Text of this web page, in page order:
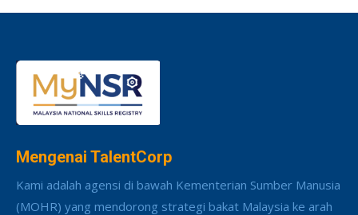
Mengenai TalentCorp
Kami adalah agensi di bawah Kementerian Sumber Manusia
(MOHR) yang mendorong strategi bakat Malaysia ke arah